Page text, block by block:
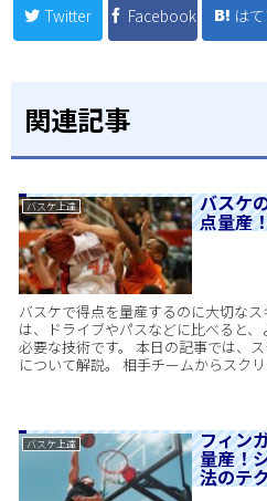
Twitter Facebook は
関連記事
バスケ上達 バスケ
点量産
バスケで得点を量産するのに大切な
は、ドライブやパスなどに比べると
必要な技術です。 本日の記事では、
について解説。 相手チームからスクリ
バスケ上達 フィン
量産！
法のテ